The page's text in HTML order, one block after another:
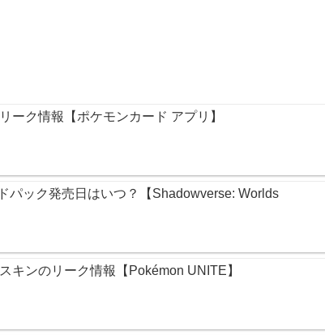
ーク情報【ポケモンカード アプリ】
パック発売日はいつ？【Shadowverse: Worlds
キンのリーク情報【Pokémon UNITE】